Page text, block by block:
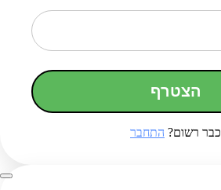
הצטרף
כבר רשום? התחבר